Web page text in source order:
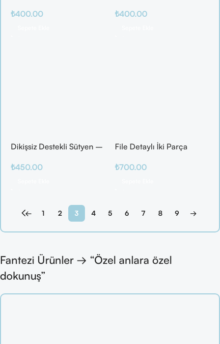
₺400.00
₺400.00
Dikişsiz Destekli Sütyen –
Zarafet
₺450.00
File Detaylı İki Parça
₺700.00
← 1 2 3 4 5 6 7 8 9 →
Fantezi Ürünler → “Özel anlara özel
dokunuş”